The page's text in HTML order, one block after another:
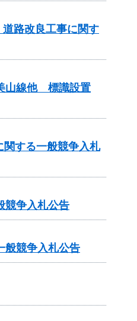
路改良工事に関す
山線他 標識設置
する一般競争入札
争入札公告
競争入札公告